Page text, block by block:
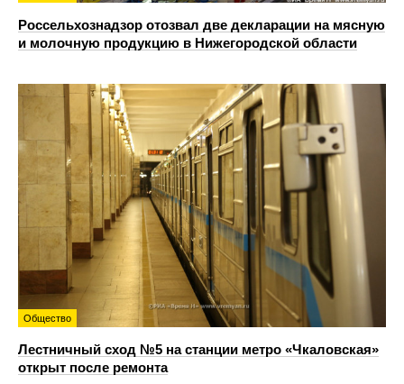
Россельхознадзор отозвал две декларации на мясную
и молочную продукцию в Нижегородской области
Общество
Лестничный сход №5 на станции метро «Чкаловская»
открыт после ремонта